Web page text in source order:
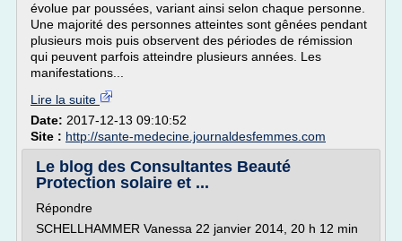
évolue par poussées, variant ainsi selon chaque personne.
Une majorité des personnes atteintes sont gênées pendant
plusieurs mois puis observent des périodes de rémission
qui peuvent parfois atteindre plusieurs années. Les
manifestations...
Lire la suite
Date: 2017-12-13 09:10:52
Site : http://sante-medecine.journaldesfemmes.com
Le blog des Consultantes Beauté
Protection solaire et ...
Répondre
SCHELLHAMMER Vanessa 22 janvier 2014, 20 h 12 min